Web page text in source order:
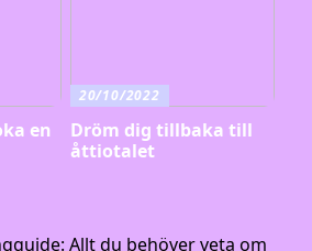
en
20/10/2022
Dröm dig tillbaka till
åttiotalet
Allt du behöver veta om